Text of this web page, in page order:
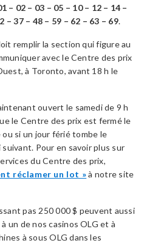
– 02 – 03 – 05 – 10 – 12 – 14 –
– 37 – 48 – 59 – 62 – 63 – 69.
remplir la section qui figure au
avec le Centre des prix
à Toronto, avant 18 h le
ouvert le samedi de 9 h
le Centre des prix est fermé le
ou si un jour férié tombe le
Pour en savoir plus sur
du Centre des prix,
réclamer un lot »à notre site
pas 250 000 $ peuvent aussi
un de nos casinos OLG et à
à sous OLG dans les